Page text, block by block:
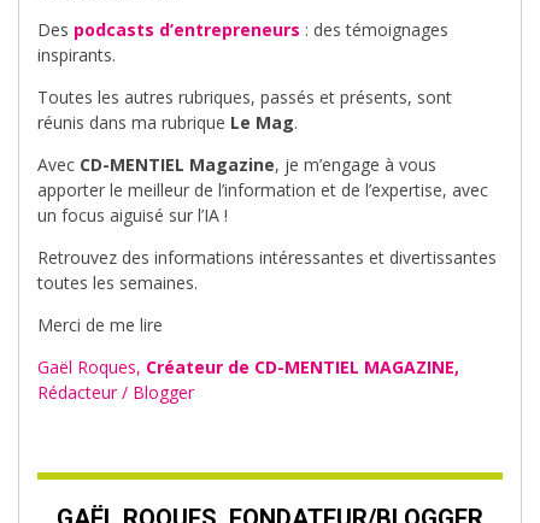
Des podcasts d’entrepreneurs : des témoignages
inspirants.
Toutes les autres rubriques, passés et présents, sont
réunis dans ma rubrique Le Mag.
Avec CD-MENTIEL Magazine, je m’engage à vous
apporter le meilleur de l’information et de l’expertise, avec
un focus aiguisé sur l’IA !
Retrouvez des informations intéressantes et divertissantes
toutes les semaines.
Merci de me lire
Gaël Roques, Créateur de CD-MENTIEL MAGAZINE,
Rédacteur / Blogger